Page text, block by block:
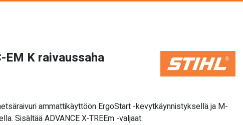
EM K raivaussaha
ammattikäyttöön ErgoStart -kevytkäynnistyksellä ja M-
Sisältää ADVANCE X-TREEm -valjaat.